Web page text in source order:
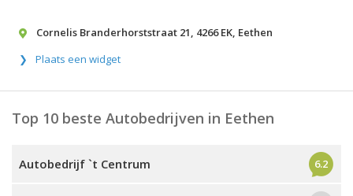
Cornelis Branderhorststraat 21, 4266 EK, Eethen
Plaats een widget
Top 10 beste Autobedrijven in Eethen
Autobedrijf `t Centrum 6.2